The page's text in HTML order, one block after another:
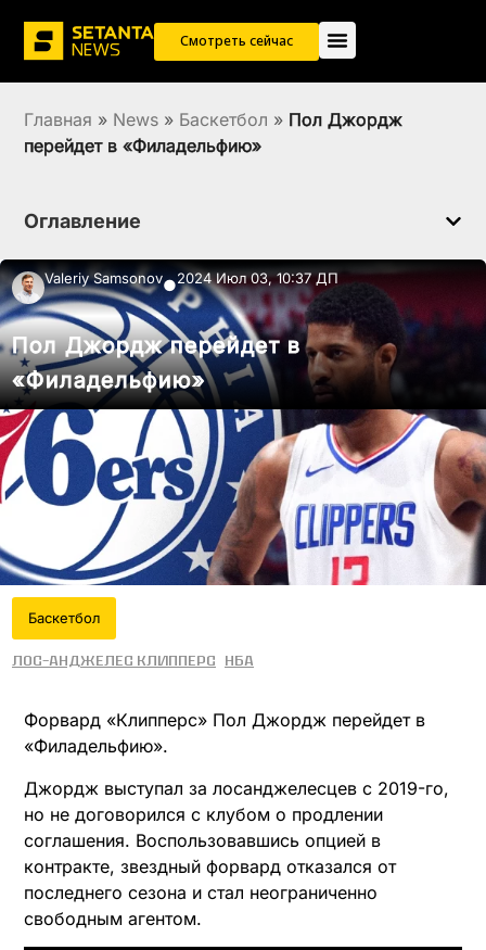
Смотреть сейчас
Главная » News » Баскетбол » Пол Джордж
перейдет в «Филадельфию»
Оглавление
Valeriy Samsonov●2024 Июл 03, 10:37 ДП
Пол Джордж перейдет в
«Филадельфию»
Баскетбол
Лос-Анджелес Клипперс НБА
Форвард «Клипперс» Пол Джордж перейдет в
«Филадельфию».
Джордж выступал за лосанджелесцев с 2019-го,
но не договорился с клубом о продлении
соглашения. Воспользовавшись опцией в
контракте, звездный форвард отказался от
последнего сезона и стал неограниченно
свободным агентом.